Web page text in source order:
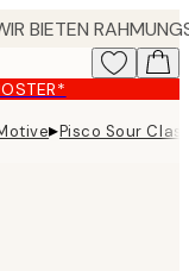
▸Pisco Sour